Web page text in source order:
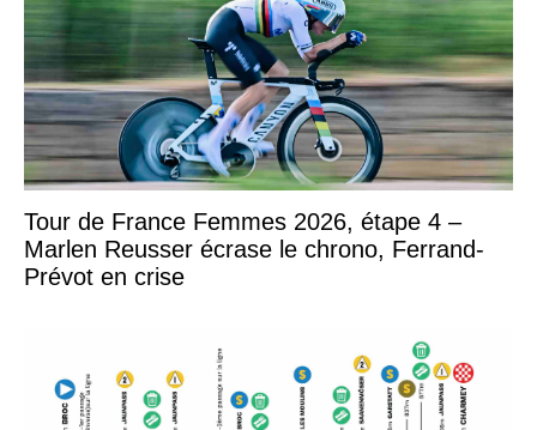
Tour de France Femmes 2026, étape 4 –
Marlen Reusser écrase le chrono, Ferrand-
Prévot en crise